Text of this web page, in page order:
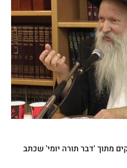
מתוך 'דבר תורה יומי' שכתב